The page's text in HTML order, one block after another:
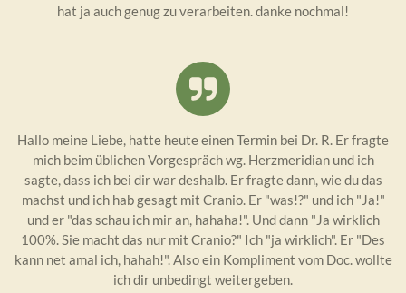
hat ja auch genug zu verarbeiten. danke nochmal!
Hallo meine Liebe, hatte heute einen Termin bei Dr. R. Er fragte
mich beim üblichen Vorgespräch wg. Herzmeridian und ich
sagte, dass ich bei dir war deshalb. Er fragte dann, wie du das
machst und ich hab gesagt mit Cranio. Er "was!?" und ich "Ja!"
und er "das schau ich mir an, hahaha!". Und dann "Ja wirklich
100%. Sie macht das nur mit Cranio?" Ich "ja wirklich". Er "Des
kann net amal ich, hahah!". Also ein Kompliment vom Doc. wollte
ich dir unbedingt weitergeben.